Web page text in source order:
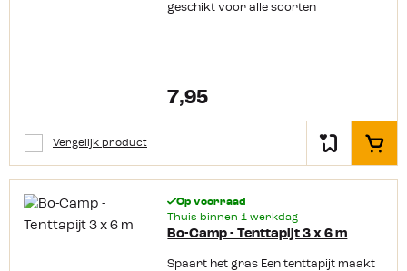
geschikt voor alle soorten
zeil/tapijt er tussen in elkaar en drukt
deze aan. Op deze manier klemt de
clip zich vast aan het zeil/tapijt.
7,95
Vergelijk product In het
Op voorraad
Thuis binnen 1 werkdag
Bo-Camp - Tenttapijt 3 x 6 m
Spaart het gras Een tenttapijt maakt